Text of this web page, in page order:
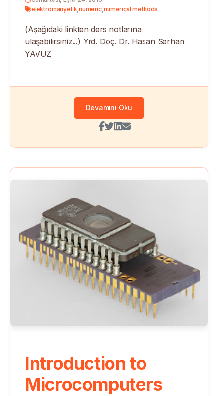
elektromanyetik,numeric,numerical methods
(Aşağıdaki linkten ders notlarına
ulaşabilirsiniz...) Yrd. Doç. Dr. Hasan Serhan
YAVUZ
Devamını Oku
Introduction to
Microcomputers